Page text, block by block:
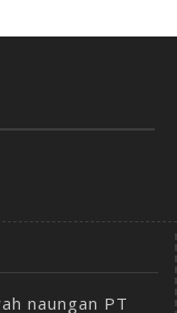
naungan PT